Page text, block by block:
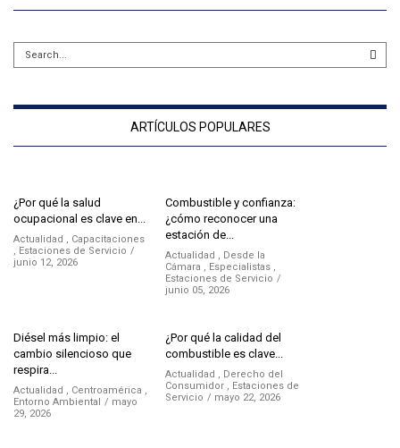
ARTÍCULOS POPULARES
¿Por qué la salud
ocupacional es clave en...
Actualidad , Capacitaciones
, Estaciones de Servicio
junio 12, 2026
Combustible y confianza:
¿cómo reconocer una
estación de...
Actualidad , Desde la
Cámara , Especialistas ,
Estaciones de Servicio
junio 05, 2026
Diésel más limpio: el
cambio silencioso que
respira...
Actualidad , Centroamérica ,
Entorno Ambiental
mayo
29, 2026
¿Por qué la calidad del
combustible es clave...
Actualidad , Derecho del
Consumidor , Estaciones de
Servicio
mayo 22, 2026